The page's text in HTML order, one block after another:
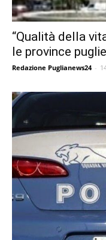
“Qualità della
le province
Redazione Puglianews24 -